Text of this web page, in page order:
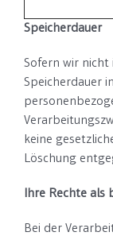
Speicherdauer
Sofern wir nicht
Speicherdauer
keine
Löschung
Ihre Rechte
Bei der